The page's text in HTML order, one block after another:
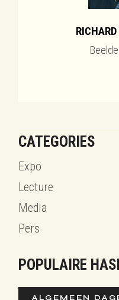
CATEGORIES
Expo
Lecture
Media
Pers
POPULAIRE
ALGEMEEN